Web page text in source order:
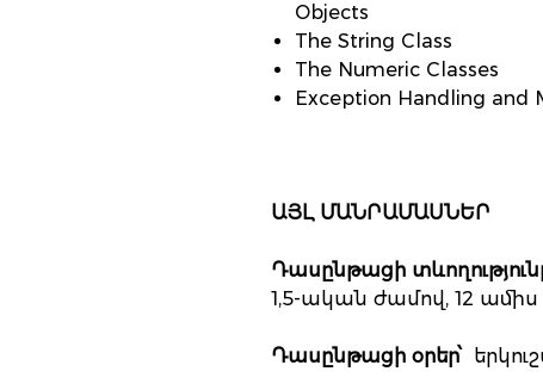
Objects
The String Class
The Numeric Classes
Exception Handling and
ԱՅԼ ՄԱՆՐԱՄԱՍՆԵՐ
Դասընթացի
1,5-ական ժամով, 12 ամիս
Դասընթացի օրեր՝